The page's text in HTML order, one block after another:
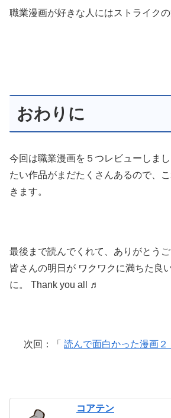
職業漫画が好きな人にはストライクの
おわりに
今回は職業漫画を５つレビューしま
たい作品がまだたくさんあるので、
きます。
最後まで読んでくれて、ありがとうご
皆さんの明日が ワクワクに満ちた良
に。 Thank you all ♬
次回：「 読んで面白かった漫画
コアテン